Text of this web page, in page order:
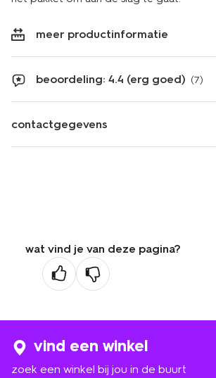
meer productinformatie
beoordeling: 4.4 (erg goed) (7)
contactgegevens
wat vind je van deze pagina?
vind een winkel
zoek een winkel bij jou in de buurt